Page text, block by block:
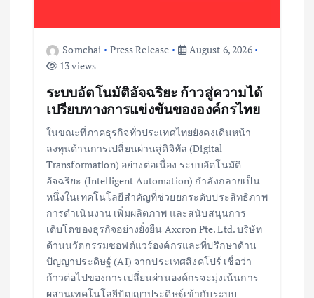
Somchai Press Release
August 6, 2026
13 views
ระบบอัตโนมัติอัจฉริยะ ก้าวสู่ความได้
เปรียบทางการแข่งขันขององค์กรไทย
ในขณะที่ภาคธุรกิจทั่วประเทศไทยยังคงเดินหน้า
ลงทุนด้านการเปลี่ยนผ่านสู่ดิจิทัล (Digital
Transformation) อย่างต่อเนื่อง ระบบอัตโนมัติ
อัจฉริยะ (Intelligent Automation) กำลังกลายเป็น
หนึ่งในเทคโนโลยีสำคัญที่ช่วยยกระดับประสิทธิภาพ
การดำเนินงาน เพิ่มผลิตภาพ และสนับสนุนการ
เติบโตของธุรกิจอย่างยั่งยืน Axcron Pte. Ltd. บริษัท
ด้านนวัตกรรมซอฟต์แวร์องค์กรและที่ปรึกษาด้าน
ปัญญาประดิษฐ์ (AI) จากประเทศสิงคโปร์ เชื่อว่า
ก้าวต่อไปของการเปลี่ยนผ่านองค์กรจะมุ่งเน้นการ
ผสานเทคโนโลยีปัญญาประดิษฐ์เข้ากับระบบ